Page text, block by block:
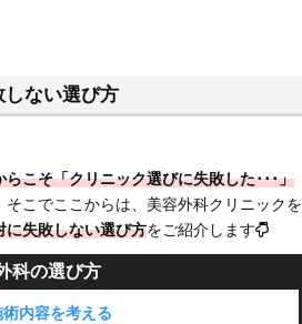
ない選び方
らこそ「クリニック選びに失敗した･･･」
そこでここからは、美容外科クリニックを
に失敗しない選び方をご紹介します
科の選び方
内容を考える